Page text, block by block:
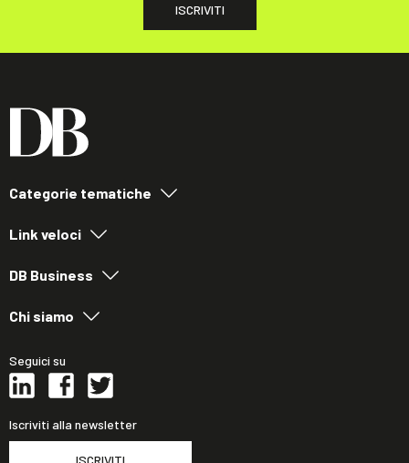
ISCRIVITI
Categorie tematiche
Link veloci
DB Business
Chi siamo
Seguici su
Iscriviti alla newsletter
ISCRIVITI